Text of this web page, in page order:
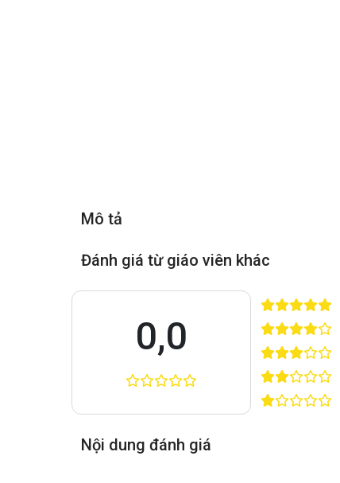
Mô tả
Đánh giá từ giáo viên khác
0,0
Nội dung đánh giá